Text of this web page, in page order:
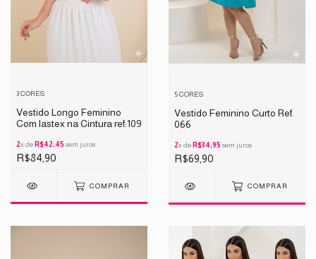
3 CORES
Vestido Longo Feminino
Com lastex na Cintura ref:109
2x de R$42,45 sem juros
R$84,90
COMPRAR
5 CORES
Vestido Feminino Curto Ref.
066
2x de R$34,95 sem juros
R$69,90
COMPRAR